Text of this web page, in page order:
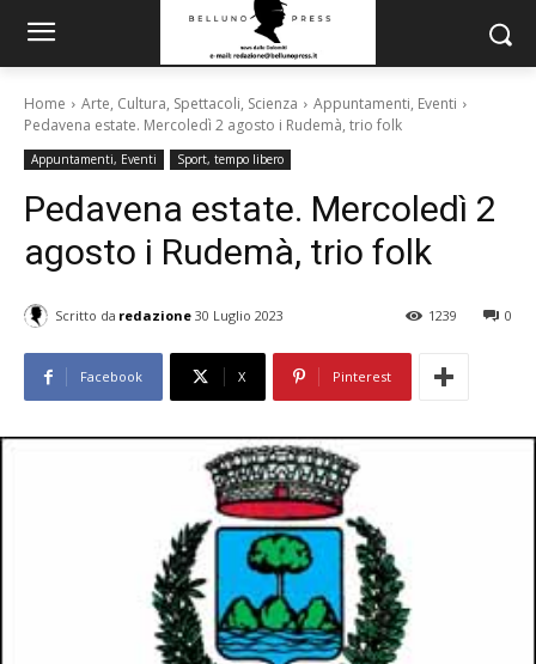
Home Arte, Cultura, Spettacoli, Scienza
Appuntamenti, Eventi
Pedavena estate. Mercoledì 2 agosto i Rudemà, trio folk
Appuntamenti, Eventi Sport, tempo libero
Pedavena estate. Mercoledì 2
agosto i Rudemà, trio folk
Scritto da redazione 30 Luglio 2023 0
1239
Facebook X Pinterest